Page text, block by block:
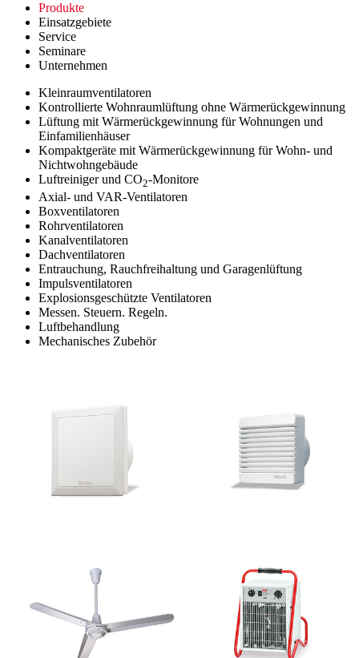
Produkte
Einsatzgebiete
Service
Seminare
Unternehmen
Kleinraumventilatoren
Kontrollierte Wohnraumlüftung ohne Wärmerückgewinnung
Lüftung mit Wärmerückgewinnung für Wohnungen und
Einfamilienhäuser
Kompaktgeräte mit Wärmerückgewinnung für Wohn- und
Nichtwohngebäude
Luftreiniger und CO2-Monitore
Axial- und VAR-Ventilatoren
Boxventilatoren
Rohrventilatoren
Kanalventilatoren
Dachventilatoren
Entrauchung, Rauchfreihaltung und Garagenlüftung
Impulsventilatoren
Explosionsgeschützte Ventilatoren
Messen. Steuern. Regeln.
Luftbehandlung
Mechanisches Zubehör